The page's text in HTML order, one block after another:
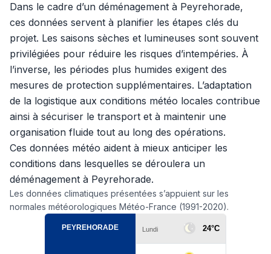
Dans le cadre d’un déménagement à Peyrehorade,
ces données servent à planifier les étapes clés du
projet. Les saisons sèches et lumineuses sont souvent
privilégiées pour réduire les risques d’intempéries. À
l’inverse, les périodes plus humides exigent des
mesures de protection supplémentaires. L’adaptation
de la logistique aux conditions météo locales contribue
ainsi à sécuriser le transport et à maintenir une
organisation fluide tout au long des opérations.
Ces données météo aident à mieux anticiper les
conditions dans lesquelles se déroulera un
déménagement à Peyrehorade.
Les données climatiques présentées s’appuient sur les
normales météorologiques Météo-France (1991-2020).